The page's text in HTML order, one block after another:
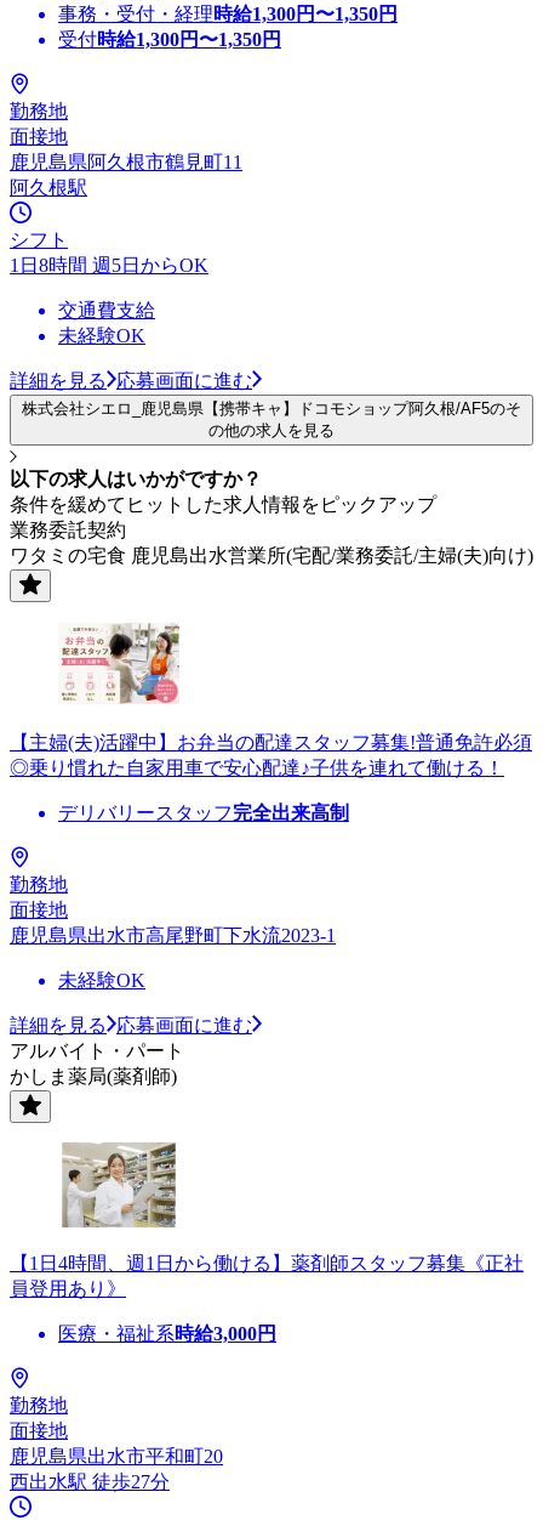
事務・受付・経理時給1,300円〜1,350円
受付時給1,300円〜1,350円
勤務地
面接地
鹿児島県阿久根市鶴見町11
阿久根駅
シフト
1日8時間 週5日からOK
交通費支給
未経験OK
詳細を見る 応募画面に進む
株式会社シエロ_鹿児島県【携帯キャ】ドコモショップ阿久根/AF5のそ
の他の求人を見る
以下の求人はいかがですか？
条件を緩めてヒットした求人情報をピックアップ
業務委託契約
ワタミの宅食 鹿児島出水営業所(宅配/業務委託/主婦(夫)向け)
【主婦(夫)活躍中】お弁当の配達スタッフ募集!普通免許必須
◎乗り慣れた自家用車で安心配達♪子供を連れて働ける！
デリバリースタッフ完全出来高制
勤務地
面接地
鹿児島県出水市高尾野町下水流2023-1
未経験OK
詳細を見る
応募画面に進む
アルバイト・パート
かしま薬局(薬剤師)
【1日4時間、週1日から働ける】薬剤師スタッフ募集《正社
員登用あり》
医療・福祉系時給3,000円
勤務地
面接地
鹿児島県出水市平和町20
西出水駅 徒歩27分